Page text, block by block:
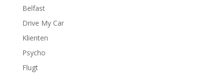
Belfast
Drive My Car
Klienten
Psycho
Flugt